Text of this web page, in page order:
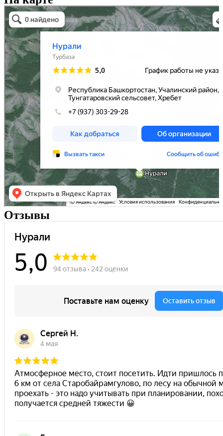
Нурали
Горная вершина в Республике Башкортостан
Отзывы